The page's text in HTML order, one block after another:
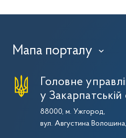
Мапа порталу ›
Головне
у Закарпатській
88000, м. Ужгород,
вул. Августина